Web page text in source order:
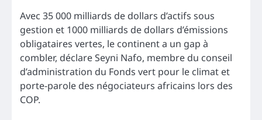
Avec 35 000 milliards de dollars d’actifs sous
gestion et 1000 milliards de dollars d’émissions
obligataires vertes, le continent a un gap à
combler, déclare Seyni Nafo, membre du conseil
d’administration du Fonds vert pour le climat et
porte-parole des négociateurs africains lors des
COP.